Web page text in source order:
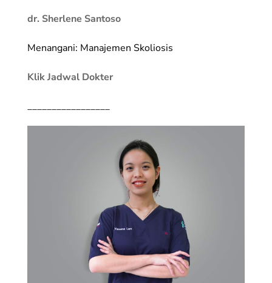
dr. Sherlene Santoso
Menangani: Manajemen Skoliosis
Klik Jadwal Dokter
_________________